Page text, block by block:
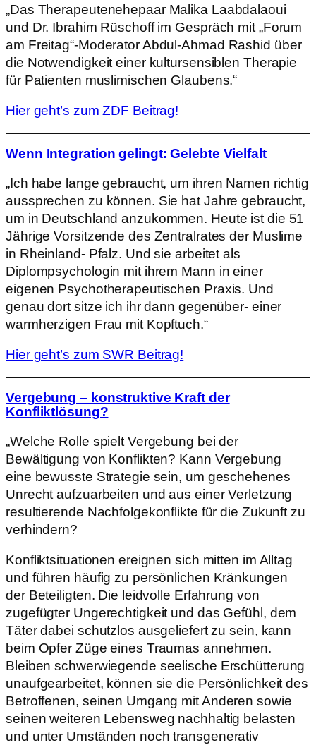
„Das Therapeutenehepaar Malika Laabdalaoui
und Dr. Ibrahim Rüschoff im Gespräch mit „Forum
am Freitag“-Moderator Abdul-Ahmad Rashid über
die Notwendigkeit einer kultursensiblen Therapie
für Patienten muslimischen Glaubens.“
Hier geht’s zum ZDF Beitrag!
Wenn Integration gelingt: Gelebte Vielfalt
„Ich habe lange gebraucht, um ihren Namen richtig
aussprechen zu können. Sie hat Jahre gebraucht,
um in Deutschland anzukommen. Heute ist die 51
Jährige Vorsitzende des Zentralrates der Muslime
in Rheinland- Pfalz. Und sie arbeitet als
Diplompsychologin mit ihrem Mann in einer
eigenen Psychotherapeutischen Praxis. Und
genau dort sitze ich ihr dann gegenüber- einer
warmherzigen Frau mit Kopftuch.“
Hier geht’s zum SWR Beitrag!
Vergebung – konstruktive Kraft der
Konfliktlösung?
„Welche Rolle spielt Vergebung bei der
Bewältigung von Konflikten? Kann Vergebung
eine bewusste Strategie sein, um geschehenes
Unrecht aufzuarbeiten und aus einer Verletzung
resultierende Nachfolgekonflikte für die Zukunft zu
verhindern?
Konfliktsituationen ereignen sich mitten im Alltag
und führen häufig zu persönlichen Kränkungen
der Beteiligten. Die leidvolle Erfahrung von
zugefügter Ungerechtigkeit und das Gefühl, dem
Täter dabei schutzlos ausgeliefert zu sein, kann
beim Opfer Züge eines Traumas annehmen.
Bleiben schwerwiegende seelische Erschütterung
unaufgearbeitet, können sie die Persönlichkeit des
Betroffenen, seinen Umgang mit Anderen sowie
seinen weiteren Lebensweg nachhaltig belasten
und unter Umständen noch transgenerativ